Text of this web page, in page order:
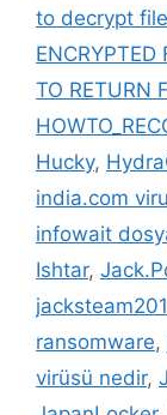
to decrypt
ENCRYPTED
TO RETURN
Hucky,
india.com
infowait
Ishtar,
ransomware,
virüsü nedir,